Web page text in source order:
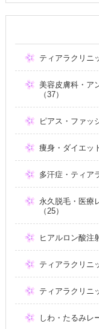
ティアラクリニ
美容皮膚科・ア
（37）
ピアス・ファッ
痩身・ダイエッ
多汗症・ティア
永久脱毛・医療
（25）
ヒアルロン酸注
ティアラクリニ
ティアラクリニ
しわ・たるみレ